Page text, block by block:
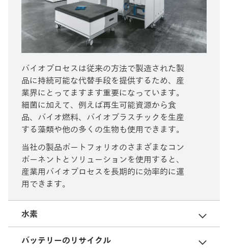
バイオプロセスは従来の方法で製造された製
品に持続可能な代替手段を提供するため、産
業界にとってますます重要になっています。
細菌に加えて、例えば再生可能資源から食
品、バイオ燃料、バイオプラスチックを生産
する藻類や他の多くの生物も使用できます。
当社の製品ポートフォリオのさまざまなコン
ポーネントとソリューションを使用すると、
産業用バイオプロセスを長期的に効率的に運
用できます。
水素
バッテリーのリサイクル